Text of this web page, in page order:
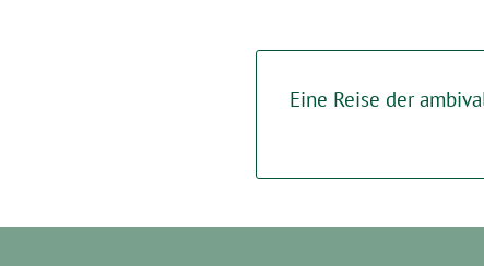
Eine Reise der